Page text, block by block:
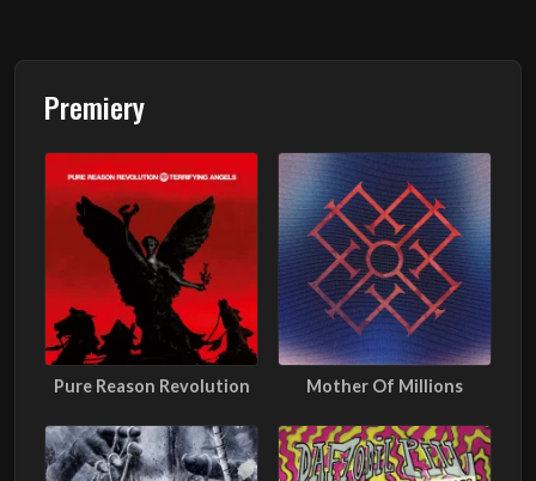
Premiery
Pure Reason Revolution Mother Of Millions